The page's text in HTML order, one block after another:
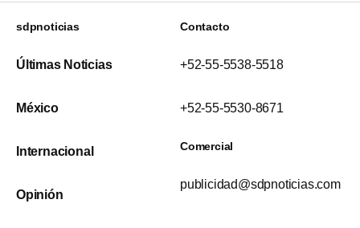
sdpnoticias
Últimas Noticias
México
Internacional
Opinión
Contacto
+52-55-5538-5518
+52-55-5530-8671
Comercial
publicidad@sdpnoticias.com